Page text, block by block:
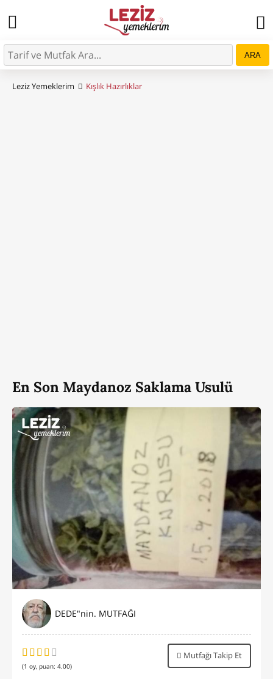
ARA
Leziz Yemeklerim Kışlık Hazırlıklar
En Son Maydanoz Saklama Usulü
DEDE"nin. MUTFAĞI
(1 oy, puan: 4.00)
Mutfağı Takip Et